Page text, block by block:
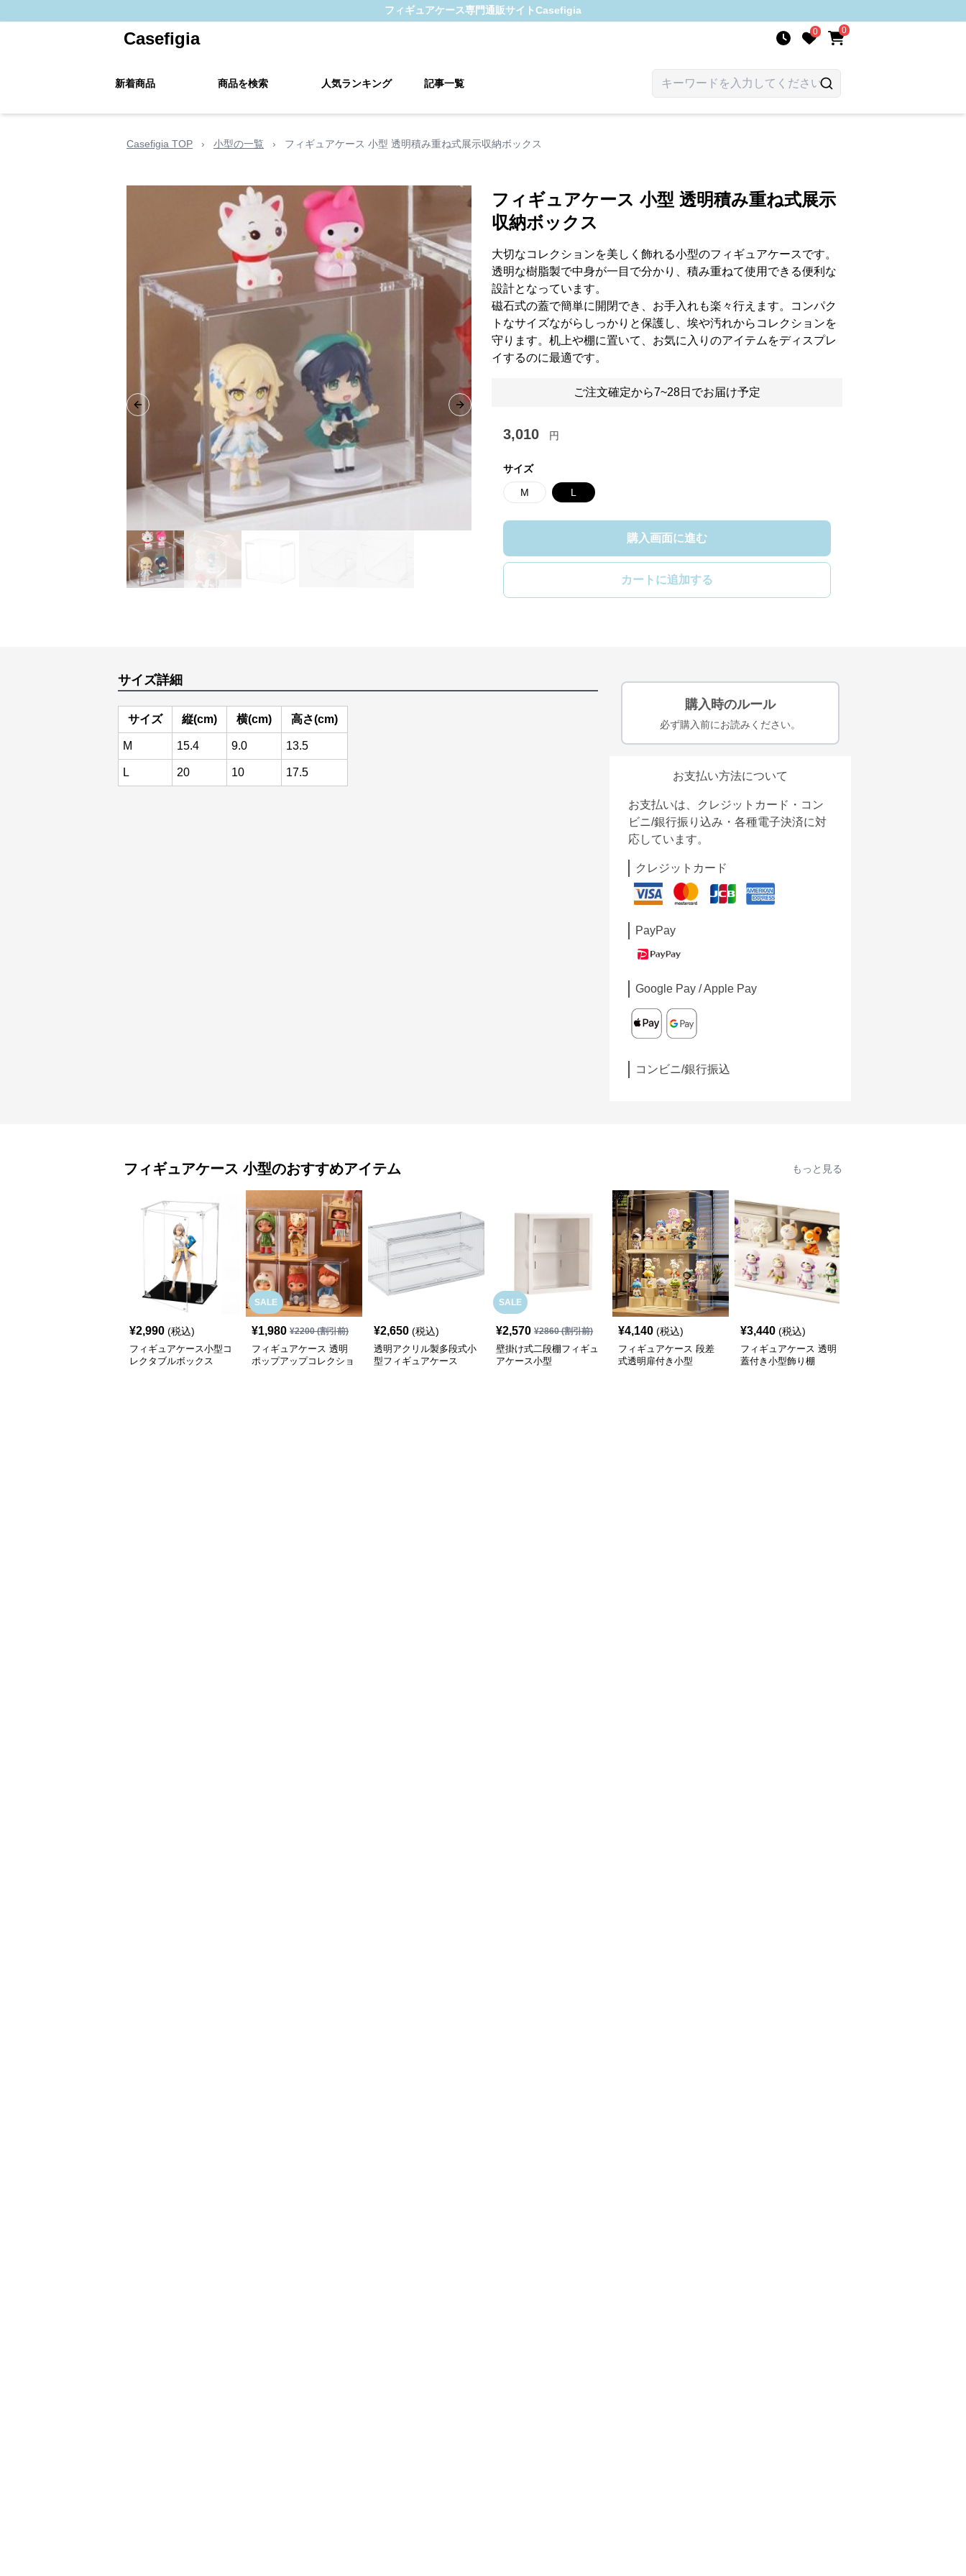
フィギュアケース専門通販サイトCasefigia
Casefigia 0 0
新着商品 商品を検索 人気ランキング 記事一覧
Casefigia TOP › 小型の一覧 › フィギュアケース 小型 透明積み重ね式展示収納ボックス
Previous slide Next slide
フィギュアケース 小型 透明積み重ね式展示
収納ボックス
大切なコレクションを美しく飾れる小型のフィギュアケースです。
透明な樹脂製で中身が一目で分かり、積み重ねて使用できる便利な
設計となっています。
磁石式の蓋で簡単に開閉でき、お手入れも楽々行えます。コンパク
トなサイズながらしっかりと保護し、埃や汚れからコレクションを
守ります。机上や棚に置いて、お気に入りのアイテムをディスプレ
イするのに最適です。
ご注文確定から7~28日でお届け予定
3,010 円
サイズ
M L
購入画面に進む
カートに追加する
サイズ詳細
サイズ 縦(cm) 横(cm) 高さ(cm)
M 15.4 9.0 13.5
L 20 10 17.5
購入時のルール
必ず購入前にお読みください。
お支払い方法について
お支払いは、クレジットカード・コン
ビニ/銀行振り込み・各種電子決済に対
応しています。
クレジットカード
PayPay
Google Pay / Apple Pay
コンビニ/銀行振込
フィギュアケース 小型のおすすめアイテム もっと見る
¥2,990 (税込)
フィギュアケース小型コ
レクタブルボックス
SALE
¥1,980 ¥2200(割引前)
フィギュアケース 透明
ポップアップコレクショ
¥2,650 (税込)
透明アクリル製多段式小
型フィギュアケース
SALE
¥2,570 ¥2860(割引前)
壁掛け式二段棚フィギュ
アケース小型
¥4,140 (税込)
フィギュアケース 段差
式透明扉付き小型
¥3,440 (税込)
フィギュアケース 透明
蓋付き小型飾り棚